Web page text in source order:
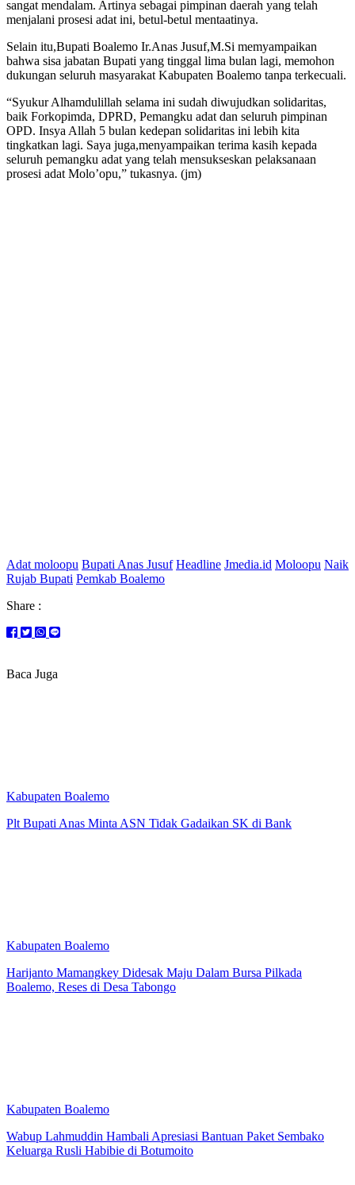
sangat mendalam. Artinya sebagai pimpinan daerah yang telah
menjalani prosesi adat ini, betul-betul mentaatinya.
Selain itu,Bupati Boalemo Ir.Anas Jusuf,M.Si memyampaikan
bahwa sisa jabatan Bupati yang tinggal lima bulan lagi, memohon
dukungan seluruh masyarakat Kabupaten Boalemo tanpa terkecuali.
“Syukur Alhamdulillah selama ini sudah diwujudkan solidaritas,
baik Forkopimda, DPRD, Pemangku adat dan seluruh pimpinan
OPD. Insya Allah 5 bulan kedepan solidaritas ini lebih kita
tingkatkan lagi. Saya juga,menyampaikan terima kasih kepada
seluruh pemangku adat yang telah mensukseskan pelaksanaan
prosesi adat Molo’opu,” tukasnya. (jm)
Adat moloopu Bupati Anas Jusuf Headline Jmedia.id Moloopu Naik
Rujab Bupati Pemkab Boalemo
Share :
Baca Juga
Kabupaten Boalemo
Plt Bupati Anas Minta ASN Tidak Gadaikan SK di Bank
Kabupaten Boalemo
Harijanto Mamangkey Didesak Maju Dalam Bursa Pilkada
Boalemo, Reses di Desa Tabongo
Kabupaten Boalemo
Wabup Lahmuddin Hambali Apresiasi Bantuan Paket Sembako
Keluarga Rusli Habibie di Botumoito